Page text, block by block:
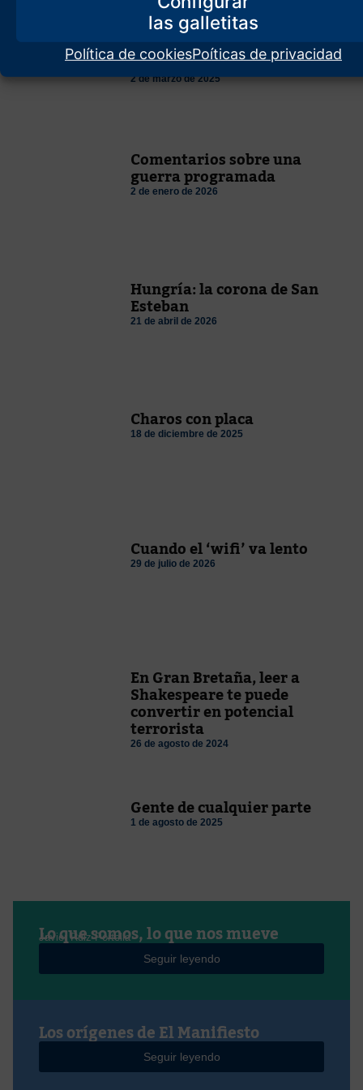
Política de cookiesPoíticas de privacidad
Con la AfD, Alemania empieza
a despertar de su maldición
histórica
2 de marzo de 2025
Comentarios sobre una
guerra programada
2 de enero de 2026
Hungría: la corona de San
Esteban
21 de abril de 2026
Charos con placa
18 de diciembre de 2025
Cuando el ‘wifi’ va lento
29 de julio de 2026
En Gran Bretaña, leer a
Shakespeare te puede
convertir en potencial
terrorista
26 de agosto de 2024
Gente de cualquier parte
1 de agosto de 2025
Lo que somos, lo que nos mueve
Javier Ruiz Portella
Seguir leyendo
Los orígenes de El Manifiesto
Seguir leyendo